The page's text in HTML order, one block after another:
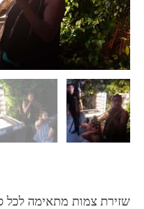
שזירת צמות מתאימה לכל